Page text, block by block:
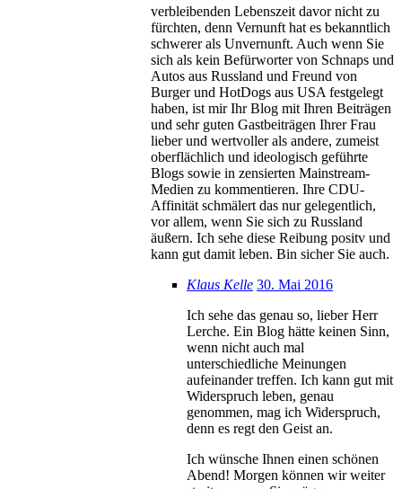
verbleibenden Lebenszeit davor nicht zu
fürchten, denn Vernunft hat es bekanntlich
schwerer als Unvernunft. Auch wenn Sie
sich als kein Befürworter von Schnaps und
Autos aus Russland und Freund von
Burger und HotDogs aus USA festgelegt
haben, ist mir Ihr Blog mit Ihren Beiträgen
und sehr guten Gastbeiträgen Ihrer Frau
lieber und wertvoller als andere, zumeist
oberflächlich und ideologisch geführte
Blogs sowie in zensierten Mainstream-
Medien zu kommentieren. Ihre CDU-
Affinität schmälert das nur gelegentlich,
vor allem, wenn Sie sich zu Russland
äußern. Ich sehe diese Reibung positv und
kann gut damit leben. Bin sicher Sie auch.
Klaus Kelle 30. Mai 2016
Ich sehe das genau so, lieber Herr
Lerche. Ein Blog hätte keinen Sinn,
wenn nicht auch mal
unterschiedliche Meinungen
aufeinander treffen. Ich kann gut mit
Widerspruch leben, genau
genommen, mag ich Widerspruch,
denn es regt den Geist an.
Ich wünsche Ihnen einen schönen
Abend! Morgen können wir weiter